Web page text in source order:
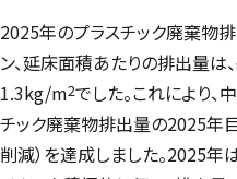
2025年のプラスチック廃棄物
ン、延床面積あたりの排出量
1.3kg/m2でした。これにより
チック廃棄物排出量の2025年
削減）を達成しました。2025年